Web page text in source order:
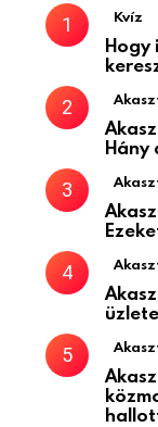
Kvíz
Hogy
Hány